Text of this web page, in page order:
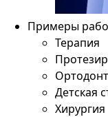
Примеры
Терапия
Детская
Хирургия